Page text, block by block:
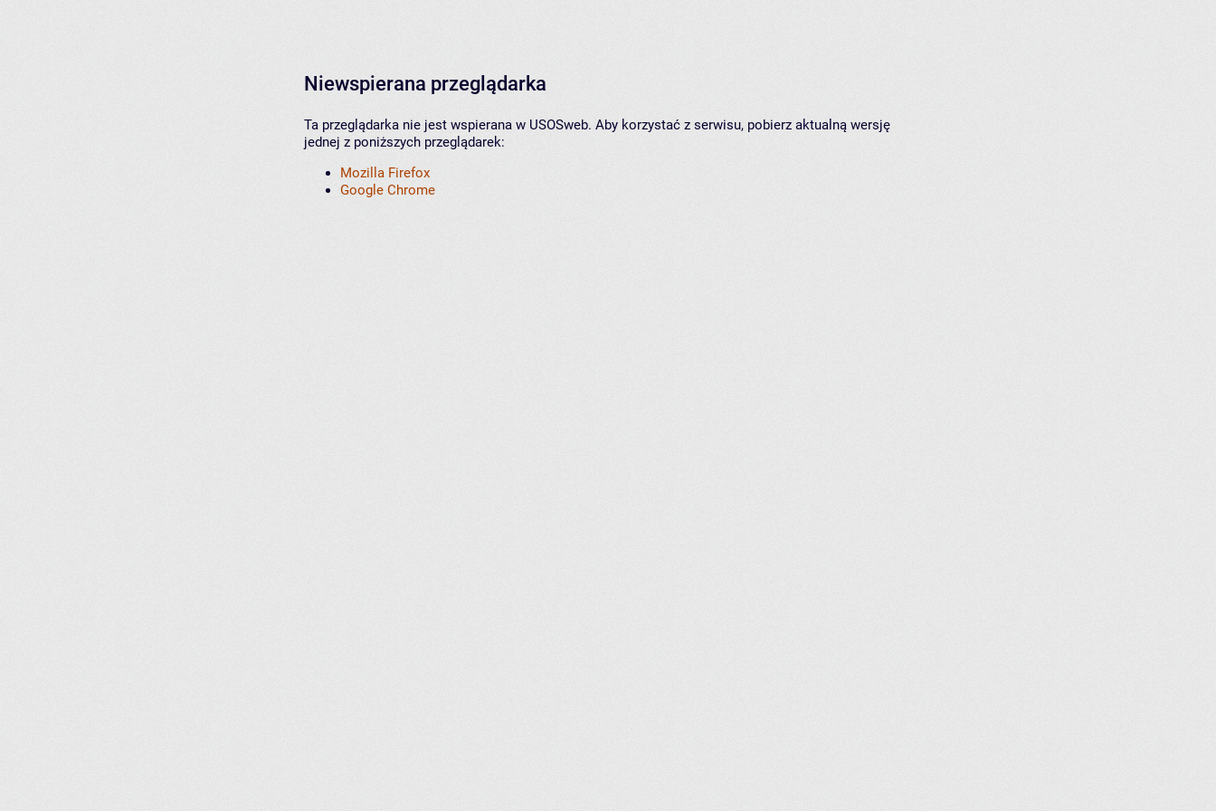
Niewspierana przeglądarka
Ta przeglądarka nie jest wspierana w USOSweb. Aby korzystać z serwisu, pobierz aktualną wersję
jednej z poniższych przeglądarek:
Mozilla Firefox
Google Chrome